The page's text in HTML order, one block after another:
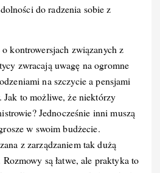
do radzenia sobie z
kontrowersjach związanych z
zwracają uwagę na ogromne
na szczycie a pensjami
Jak to możliwe, że niektórzy
Jednocześnie inni muszą
w swoim budżecie.
z zarządzaniem tak dużą
są łatwe, ale praktyka to